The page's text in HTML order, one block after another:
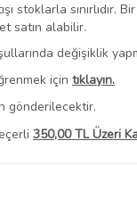
stoklarla sınırlıdır.
satın alabilir.
değişiklik
için tıklayın.
gönderilecektir.
350,00 TL Üzeri
Görüntüle